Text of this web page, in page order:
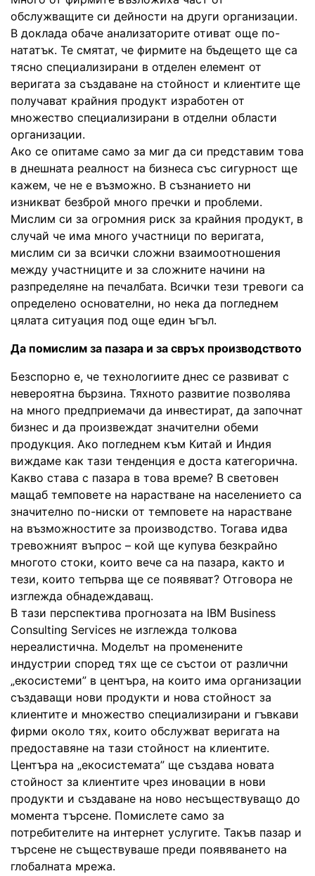
обслужващите си дейности на други организации.
В доклада обаче анализаторите отиват още по-
нататък. Те смятат, че фирмите на бъдещето ще са
тясно специализирани в отделен елемент от
веригата за създаване на стойност и клиентите ще
получават крайния продукт изработен от
множество специализирани в отделни области
организации.
Ако се опитаме само за миг да си представим това
в днешната реалност на бизнеса със сигурност ще
кажем, че не е възможно. В съзнанието ни
изникват безброй много пречки и проблеми.
Мислим си за огромния риск за крайния продукт, в
случай че има много участници по веригата,
мислим си за всички сложни взаимоотношения
между участниците и за сложните начини на
разпределяне на печалбата. Всички тези тревоги са
определено основателни, но нека да погледнем
цялата ситуация под още един ъгъл.
Да помислим за пазара и за свръх производството
Безспорно е, че технологиите днес се развиват с
невероятна бързина. Тяхното развитие позволява
на много предприемачи да инвестират, да започнат
бизнес и да произвеждат значителни обеми
продукция. Ако погледнем към Китай и Индия
виждаме как тази тенденция е доста категорична.
Какво става с пазара в това време? В световен
мащаб темповете на нарастване на населението са
значително по-ниски от темповете на нарастване
на възможностите за производство. Тогава идва
тревожният въпрос – кой ще купува безкрайно
многото стоки, които вече са на пазара, както и
тези, които тепърва ще се появяват? Отговора не
изглежда обнадеждаващ.
В тази перспектива прогнозата на IBM Business
Consulting Services не изглежда толкова
нереалистична. Моделът на променените
индустрии според тях ще се състои от различни
„екосистеми” в центъра, на които има организации
създаващи нови продукти и нова стойност за
клиентите и множество специализирани и гъвкави
фирми около тях, които обслужват веригата на
предоставяне на тази стойност на клиентите.
Центъра на „екосистемата” ще създава новата
стойност за клиентите чрез иновации в нови
продукти и създаване на ново несъществуващо до
момента търсене. Помислете само за
потребителите на интернет услугите. Такъв пазар и
търсене не съществуваше преди появяването на
глобалната мрежа.